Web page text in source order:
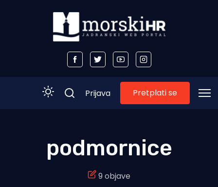
Morski plus
Prijava Pretplati se
podmornice
9 objave